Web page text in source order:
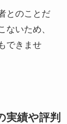
とのことだ
ないため、
できませ
実績や評判